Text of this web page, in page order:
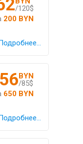
/120$
200 BYN
BYN
/85$
650 BYN